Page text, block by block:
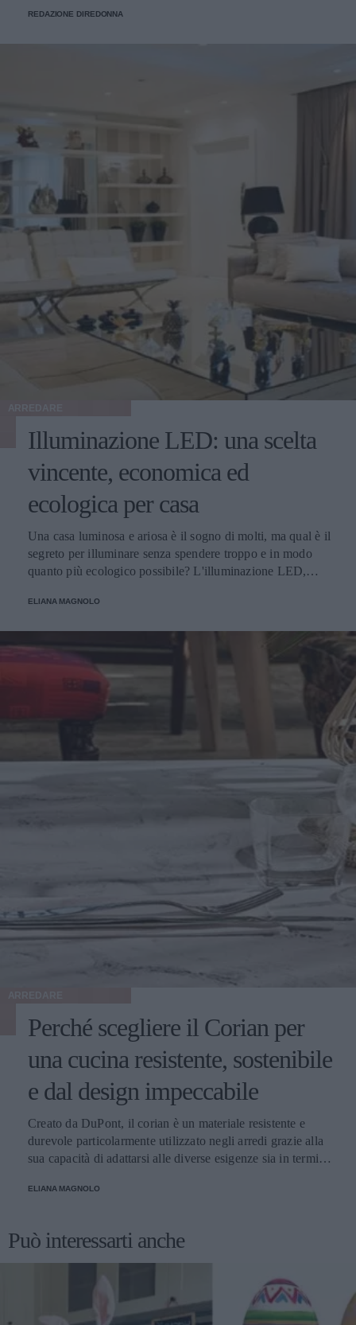
REDAZIONE DIREDONNA
Illuminazione LED: una scelta
vincente, economica ed
ecologica per casa
Una casa luminosa e ariosa è il sogno di molti, ma qual è il
segreto per illuminare senza spendere troppo e in modo
quanto più ecologico possibile? L'illuminazione LED,
del LED.
ELIANA MAGNOLO
Perché scegliere il Corian per
una cucina resistente, sostenibile
e dal design impeccabile
Creato da DuPont, il corian è un materiale resistente e
durevole particolarmente utilizzato negli arredi grazie alla
sua capacità di adattarsi alle diverse esigenze sia in termini
perché è adatto alla cucina di casa!
ELIANA MAGNOLO
Può interessarti anche